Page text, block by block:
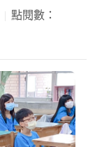
點閱數：